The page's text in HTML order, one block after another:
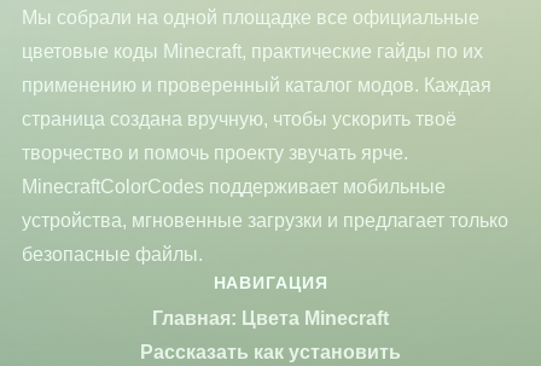
Мы собрали на одной площадке все официальные
цветовые коды Minecraft, практические гайды по их
применению и проверенный каталог модов. Каждая
страница создана вручную, чтобы ускорить твоё
творчество и помочь проекту звучать ярче.
MinecraftColorCodes поддерживает мобильные
устройства, мгновенные загрузки и предлагает только
безопасные файлы.
НАВИГАЦИЯ
Главная: Цвета Minecraft
Рассказать как установить